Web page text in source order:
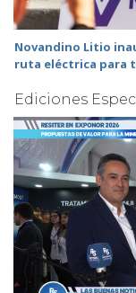
Novandino Litio
ruta eléctrica para
Ediciones